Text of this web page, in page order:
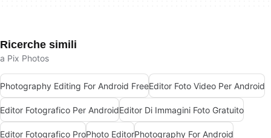
Ricerche simili
a Pix Photos
Photography Editing For Android FreeEditor Foto Video Per Android
Editor Fotografico Per AndroidEditor Di Immagini Foto Gratuito
Editor Fotografico ProPhoto EditorPhotography For Android